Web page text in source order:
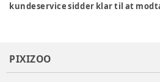
kundeservice sidder klar til at
PIXIZOO